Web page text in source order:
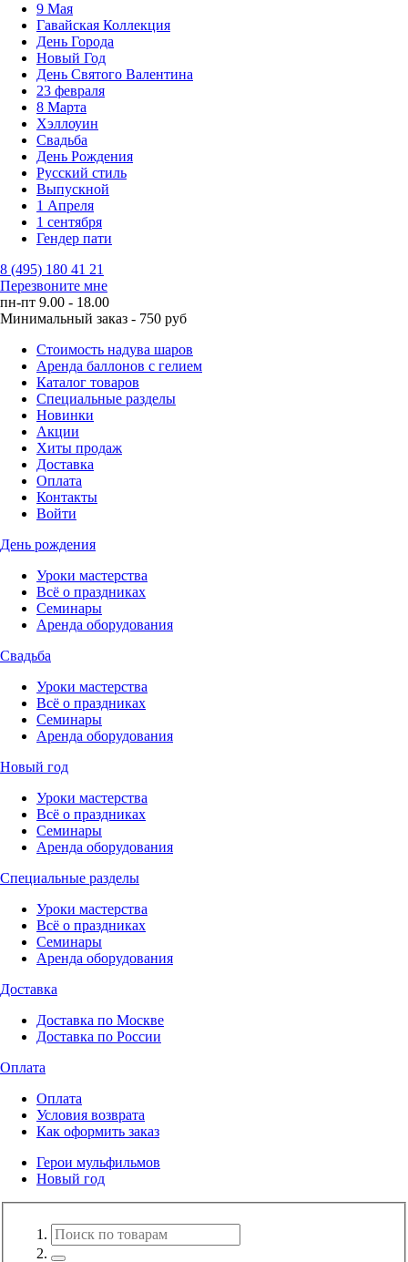
9 Мая
Гавайская Коллекция
День Города
Новый Год
День Святого Валентина
23 февраля
8 Марта
Хэллоуин
Свадьба
День Рождения
Русский стиль
Выпускной
1 Апреля
1 сентября
Гендер пати
8 (495) 180 41 21
Перезвоните мне
пн-пт 9.00 - 18.00
Минимальный заказ - 750 руб
Стоимость надува шаров
Аренда баллонов с гелием
Каталог товаров
Специальные разделы
Новинки
Акции
Хиты продаж
Доставка
Оплата
Контакты
Войти
День рождения
Уроки мастерства
Всё о праздниках
Семинары
Аренда оборудования
Свадьба
Уроки мастерства
Всё о праздниках
Семинары
Аренда оборудования
Новый год
Уроки мастерства
Всё о праздниках
Семинары
Аренда оборудования
Специальные разделы
Уроки мастерства
Всё о праздниках
Семинары
Аренда оборудования
Доставка
Доставка по Москве
Доставка по России
Оплата
Оплата
Условия возврата
Как оформить заказ
Герои мульфильмов
Новый год